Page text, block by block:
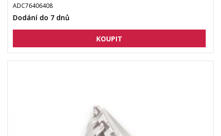
ADC76406408
Dodání do 7 dnů